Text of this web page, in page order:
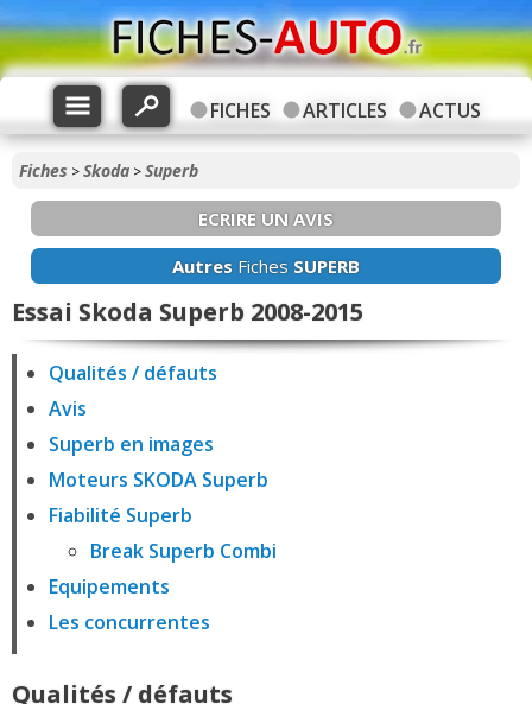
FICHES ARTICLES ACTUS
Fiches >Skoda >Superb
ECRIRE UN AVIS
Autres Fiches SUPERB
Essai Skoda Superb 2008-2015
Qualités / défauts
Avis
Superb en images
Moteurs SKODA Superb
Fiabilité Superb
Break Superb Combi
Equipements
Les concurrentes
Qualités / défauts